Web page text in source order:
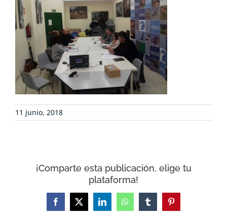
COLABORA
RECURSOS
NOTICIAS
CONTACTO
11 junio, 2018
¡Comparte esta publicación, elige tu
plataforma!
Facebook
X LinkedInWhatsAppTumblrPinterest